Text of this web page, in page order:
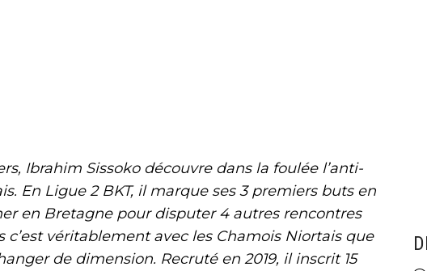
Ibrahim Sissoko découvre dans la foulée l’anti-
En Ligue 2 BKT, il marque ses 3 premiers buts en
en Bretagne pour disputer 4 autres rencontres
c’est véritablement avec les Chamois Niortais que
de dimension. Recruté en 2019, il inscrit 15